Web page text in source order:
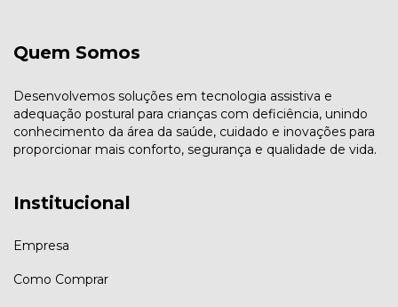
Quem Somos
Desenvolvemos soluções em tecnologia assistiva e
adequação postural para crianças com deficiência, unindo
conhecimento da área da saúde, cuidado e inovações para
proporcionar mais conforto, segurança e qualidade de vida.
Institucional
Empresa
Como Comprar